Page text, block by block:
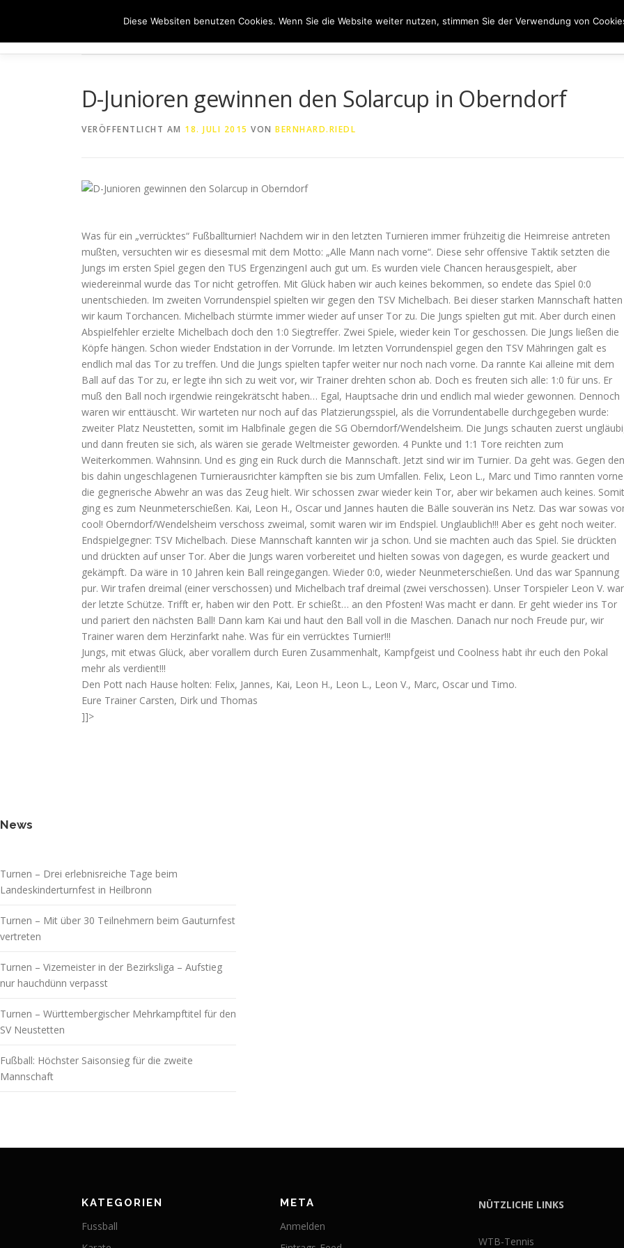
springen
HOME ÜBER UNS 50 JAHRE SVN KONTAKT NEWS
D-Junioren gewinnen den Solarcup in Oberndorf
VERÖFFENTLICHT AM 18. JULI 2015 VON BERNHARD.RIEDL
Was für ein „verrücktes“ Fußballturnier! Nachdem wir in den letzten Turnieren immer frühzeitig die Heimreise antreten
mußten, versuchten wir es diesesmal mit dem Motto: „Alle Mann nach vorne“. Diese sehr offensive Taktik setzten die
Jungs im ersten Spiel gegen den TUS ErgenzingenI auch gut um. Es wurden viele Chancen herausgespielt, aber
wiedereinmal wurde das Tor nicht getroffen. Mit Glück haben wir auch keines bekommen, so endete das Spiel 0:0
unentschieden. Im zweiten Vorrundenspiel spielten wir gegen den TSV Michelbach. Bei dieser starken Mannschaft hatten
wir kaum Torchancen. Michelbach stürmte immer wieder auf unser Tor zu. Die Jungs spielten gut mit. Aber durch einen
Abspielfehler erzielte Michelbach doch den 1:0 Siegtreffer. Zwei Spiele, wieder kein Tor geschossen. Die Jungs ließen die
Köpfe hängen. Schon wieder Endstation in der Vorrunde. Im letzten Vorrundenspiel gegen den TSV Mähringen galt es
endlich mal das Tor zu treffen. Und die Jungs spielten tapfer weiter nur noch nach vorne. Da rannte Kai alleine mit dem
Ball auf das Tor zu, er legte ihn sich zu weit vor, wir Trainer drehten schon ab. Doch es freuten sich alle: 1:0 für uns. Er
muß den Ball noch irgendwie reingekrätscht haben… Egal, Hauptsache drin und endlich mal wieder gewonnen. Dennoch
waren wir enttäuscht. Wir warteten nur noch auf das Platzierungsspiel, als die Vorrundentabelle durchgegeben wurde:
zweiter Platz Neustetten, somit im Halbfinale gegen die SG Oberndorf/Wendelsheim. Die Jungs schauten zuerst
und dann freuten sie sich, als wären sie gerade Weltmeister geworden. 4 Punkte und 1:1 Tore reichten zum
Weiterkommen. Wahnsinn. Und es ging ein Ruck durch die Mannschaft. Jetzt sind wir im Turnier. Da geht was. Gegen den
bis dahin ungeschlagenen Turnierausrichter kämpften sie bis zum Umfallen. Felix, Leon L., Marc und Timo rannten vorne
die gegnerische Abwehr an was das Zeug hielt. Wir schossen zwar wieder kein Tor, aber wir bekamen auch keines. Somit
ging es zum Neunmeterschießen. Kai, Leon H., Oscar und Jannes hauten die Bälle souverän ins Netz. Das war sowas
cool! Oberndorf/Wendelsheim verschoss zweimal, somit waren wir im Endspiel. Unglaublich!!! Aber es geht noch weiter.
Endspielgegner: TSV Michelbach. Diese Mannschaft kannten wir ja schon. Und sie machten auch das Spiel. Sie drückten
und drückten auf unser Tor. Aber die Jungs waren vorbereitet und hielten sowas von dagegen, es wurde geackert und
gekämpft. Da wäre in 10 Jahren kein Ball reingegangen. Wieder 0:0, wieder Neunmeterschießen. Und das war Spannung
pur. Wir trafen dreimal (einer verschossen) und Michelbach traf dreimal (zwei verschossen). Unser Torspieler Leon V. war
der letzte Schütze. Trifft er, haben wir den Pott. Er schießt… an den Pfosten! Was macht er dann. Er geht wieder ins Tor
und pariert den nächsten Ball! Dann kam Kai und haut den Ball voll in die Maschen. Danach nur noch Freude pur, wir
Trainer waren dem Herzinfarkt nahe. Was für ein verrücktes Turnier!!!
Jungs, mit etwas Glück, aber vorallem durch Euren Zusammenhalt, Kampfgeist und Coolness habt ihr euch den Pokal
mehr als verdient!!!
Den Pott nach Hause holten: Felix, Jannes, Kai, Leon H., Leon L., Leon V., Marc, Oscar und Timo.
Eure Trainer Carsten, Dirk und Thomas
]]>
News
Turnen – Drei erlebnisreiche Tage beim
Landeskinderturnfest in Heilbronn
Turnen – Mit über 30 Teilnehmern beim Gauturnfest
vertreten
Turnen – Vizemeister in der Bezirksliga – Aufstieg
nur hauchdünn verpasst
Turnen – Württembergischer Mehrkampftitel für den
SV Neustetten
Fußball: Höchster Saisonsieg für die zweite
Mannschaft
KATEGORIEN
Fussball
META
Anmelden
NÜTZLICHE LINKS
WTB-Tennis
Diese Websiten benutzen Cookies. Wenn Sie die Website weiter nutzen, stimmen Sie der Verwendung von